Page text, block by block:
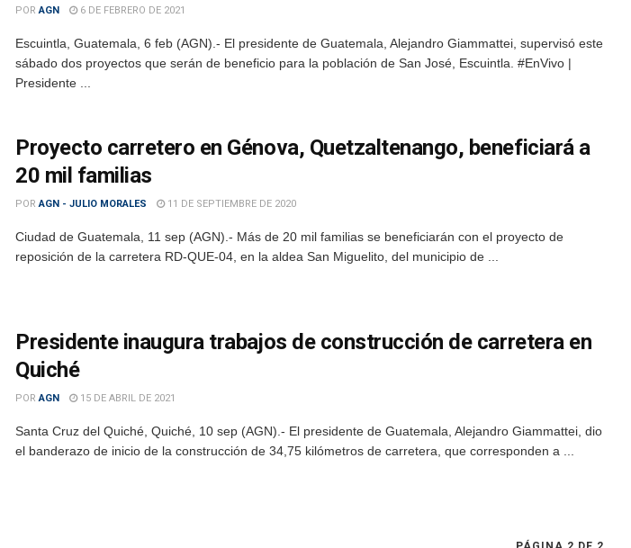
POR AGN 6 DE FEBRERO DE 2021
Escuintla, Guatemala, 6 feb (AGN).- El presidente de Guatemala, Alejandro Giammattei, supervisó este
sábado dos proyectos que serán de beneficio para la población de San José, Escuintla. #EnVivo |
Presidente ...
Proyecto carretero en Génova, Quetzaltenango, beneficiará a
20 mil familias
POR AGN - JULIO MORALES 11 DE SEPTIEMBRE DE 2020
Ciudad de Guatemala, 11 sep (AGN).- Más de 20 mil familias se beneficiarán con el proyecto de
reposición de la carretera RD-QUE-04, en la aldea San Miguelito, del municipio de ...
Presidente inaugura trabajos de construcción de carretera en
Quiché
POR AGN 15 DE ABRIL DE 2021
Santa Cruz del Quiché, Quiché, 10 sep (AGN).- El presidente de Guatemala, Alejandro Giammattei, dio
el banderazo de inicio de la construcción de 34,75 kilómetros de carretera, que corresponden a ...